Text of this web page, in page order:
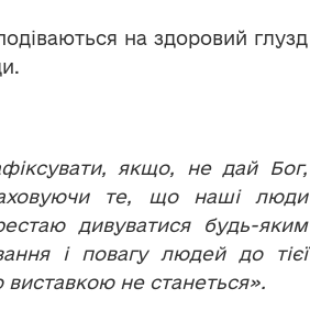
на здоровий глузд
якщо, не дай Бог,
те, що наші люди
дивуватися будь-яким
і повагу людей до тієї
виставкою не станеться».